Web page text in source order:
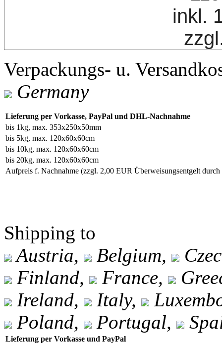
inkl.
Verpackungs- u.
Germany
Lieferung per Vorkasse, PayPal und DHL-Nachnahme
bis 1kg, max. 353x250x50mm
bis 5kg, max. 120x60x60cm
bis 10kg, max. 120x60x60cm
bis 20kg, max. 120x60x60cm
Aufpreis f. Nachnahme (zzgl. 2,00 EUR Überweisungsentgelt
Shipping to
Austria,
Belgium,
Finland,
France,
Ireland,
Italy,
Poland,
Portugal,
Lieferung per Vorkasse und PayPal